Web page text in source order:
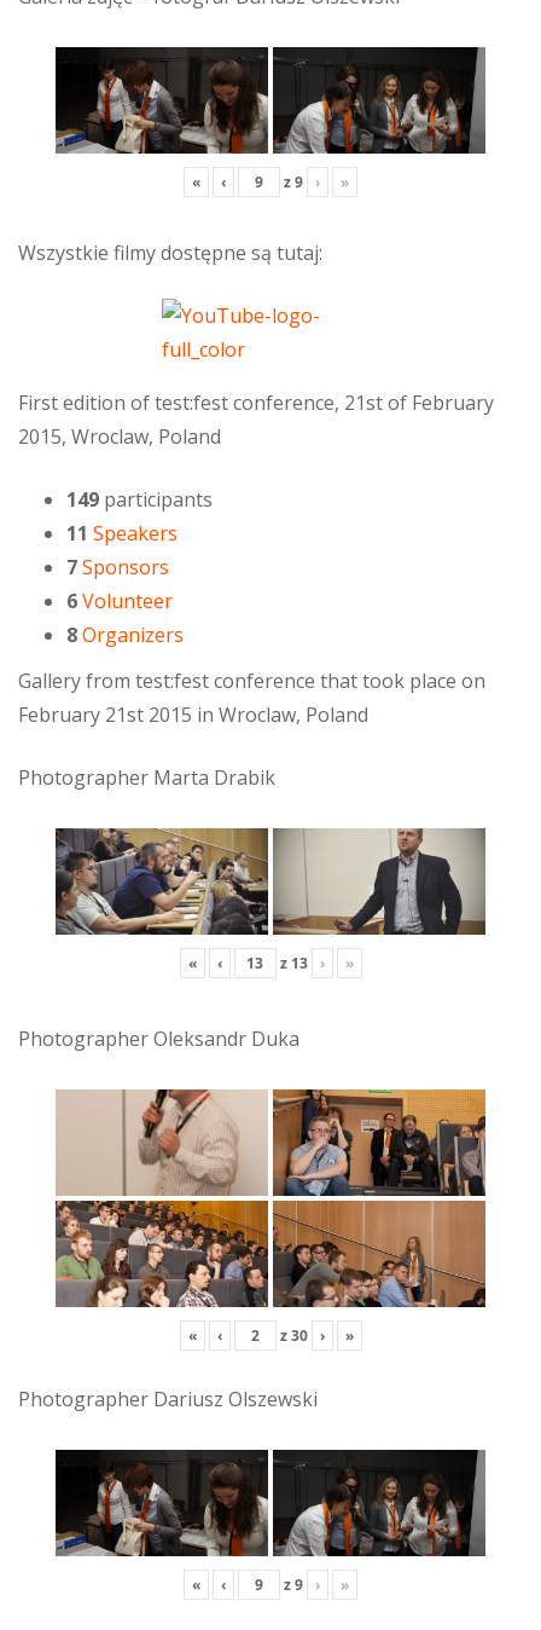
« ‹ z9 › »
Wszystkie filmy dostępne są tutaj:
First edition of test:fest conference, 21st of February
2015, Wroclaw, Poland
149 participants
11 Speakers
7Sponsors
6Volunteer
8Organizers
Gallery from test:fest conference that took place on
February 21st 2015 in Wroclaw, Poland
Photographer Marta Drabik
« ‹ z 13 › »
Photographer Oleksandr Duka
« ‹ z30 › »
Photographer Dariusz Olszewski
« ‹ z9 › »